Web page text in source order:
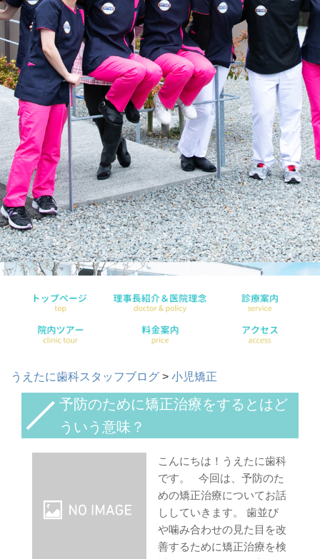
うえたに歯科スタッフブログ > 小児矯正
予防のために矯正治療をするとはど
ういう意味？
こんにちは！うえたに歯科
です。 今回は、予防のた
めの矯正治療についてお話
ししていきます。 歯並び
や噛み合わせの見た目を改
善するために矯正治療を検